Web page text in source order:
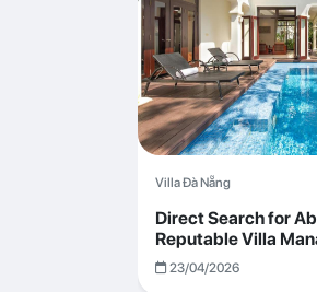
Villa Đà Nẵng
Direct Search for
Reputable Villa
with Transparent
Operations
23/04/2026